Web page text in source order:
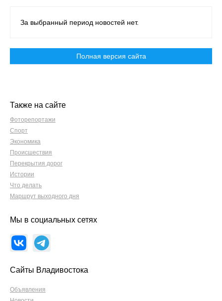
За выбранный период новостей нет.
Полная версия сайта
Также на сайте
Фоторепортажи
Спорт
Экономика
Происшествия
Перекрытия дорог
Истории
Что делать
Маршрут выходного дня
Мы в социальных сетях
Сайты Владивостока
Объявления